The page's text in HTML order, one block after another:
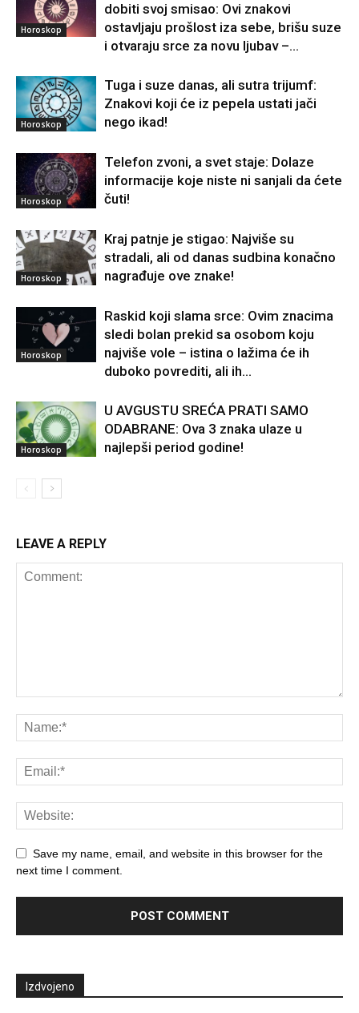
Horoskop
dobiti svoj smisao: Ovi znakovi
ostavljaju prošlost iza sebe, brišu suze
i otvaraju srce za novu ljubav –...
Horoskop
Tuga i suze danas, ali sutra trijumf:
Znakovi koji će iz pepela ustati jači
nego ikad!
Horoskop
Telefon zvoni, a svet staje: Dolaze
informacije koje niste ni sanjali da ćete
čuti!
Horoskop
Kraj patnje je stigao: Najviše su
stradali, ali od danas sudbina konačno
nagrađuje ove znake!
Horoskop
Raskid koji slama srce: Ovim znacima
sledi bolan prekid sa osobom koju
najviše vole – istina o lažima će ih
duboko povrediti, ali ih...
Horoskop
U AVGUSTU SREĆA PRATI SAMO
ODABRANE: Ova 3 znaka ulaze u
najlepši period godine!
LEAVE A REPLY
Save my name, email, and website in this browser for the
next time I comment.
Izdvojeno